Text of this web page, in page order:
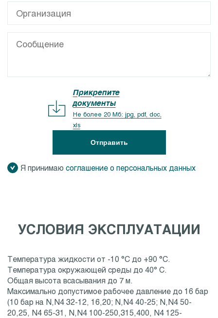
Прикрепите
документы
Не более 20 Мб: jpg, pdf, doc,
xls
Отправить
Я принимаю соглашение о персональных данных
УСЛОВИЯ ЭКСПЛУАТАЦИИ
Температура жидкости от -10 °C до +90 °C.
Температура окружающей среды до 40° C.
Общая высота всасывания до 7 м.
Максимально допустимое рабочее давление до 16 бар
(10 бар на N,N4 32-12, 16,20; N,N4 40-25; N,N4 50-
20,25, N4 65-31, N,N4 100-250,315,400, N4 125-